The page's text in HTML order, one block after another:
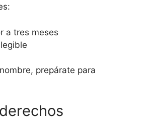
a tres meses
prepárate para